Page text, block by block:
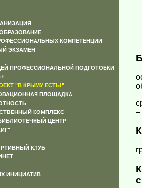
КОМПЕТЕНЦИЙ
ЭКЗАМЕН
ПРОФЕССИОНАЛЬНОЙ ПОДГОТОВКИ
"В КРЫМУ ЕСТЬ!"
ПЛОЩАДКА
КОМПЛЕКС
ЦЕНТР
КЛУБ
ИНИЦИАТИВ
–